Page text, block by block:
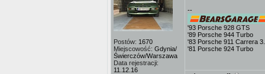
Postów: 1670
Miejscowość: Gdynia/
Świerczów/Warszawa
Data rejestracji:
11.12.16
--
'93 Porsche 928 GTS
'89 Porsche 944 Turbo
'83 Porsche 911 Carrera
'81 Porsche 924 Turbo